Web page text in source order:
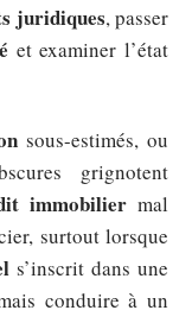
juridiques, passer
et examiner l’état
sous-estimés, ou
grignotent
immobiliermal
surtout lorsque
s’inscrit dans une
conduire à un